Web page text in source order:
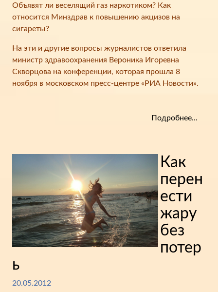
Объявят ли веселящий газ наркотиком? Как
относится Минздрав к повышению акцизов на
сигареты?
На эти и другие вопросы журналистов ответила
министр здравоохранения Вероника Игоревна
Скворцова на конференции, которая прошла 8
ноября в московском пресс-центре «РИА Новости».
Подробнее...
Как
перен
ести
жару
без
потер
ь
20.05.2012